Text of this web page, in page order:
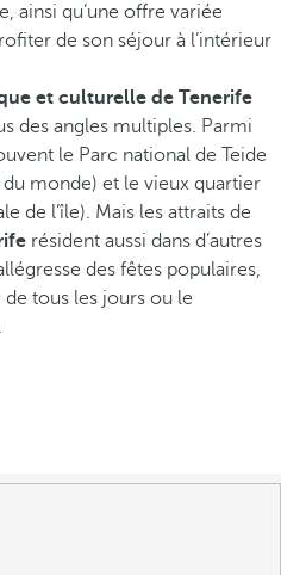
ainsi qu’une offre variée
de son séjour à l’intérieur
et culturelle de Tenerife
des angles multiples. Parmi
le Parc national de Teide
monde) et le vieux quartier
de l’île). Mais les attraits de
résident aussi dans d’autres
des fêtes populaires,
de tous les jours ou le